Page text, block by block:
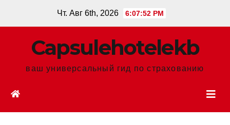
Чт. Авг 6th, 2026 6:07:53 PM
Сapsulehotelekb
ваш универсальный гид по страхованию